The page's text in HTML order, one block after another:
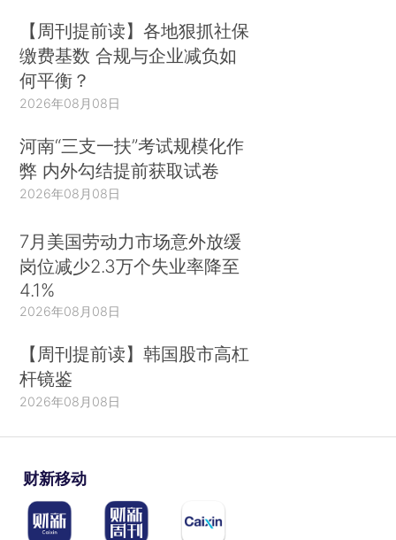
【周刊提前读】各地狠抓社保
缴费基数 合规与企业减负如
何平衡？
2026年08月08日
河南“三支一扶”考试规模化作
弊 内外勾结提前获取试卷
2026年08月08日
7月美国劳动力市场意外放缓
岗位减少2.3万个失业率降至
4.1%
2026年08月08日
【周刊提前读】韩国股市高杠
杆镜鉴
2026年08月08日
财新移动